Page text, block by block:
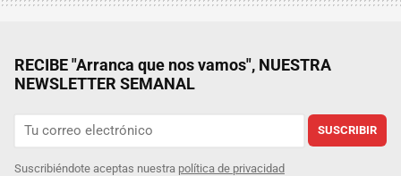
RECIBE "Arranca que nos vamos", NUESTRA
NEWSLETTER SEMANAL
SUSCRIBIR
Suscribiéndote aceptas nuestra política de privacidad